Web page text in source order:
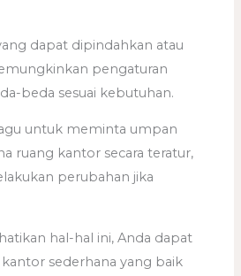
dapat dipindahkan atau
pengaturan
beda sesuai kebutuhan.
untuk meminta umpan
ruang kantor secara teratur,
perubahan jika
hal-hal ini, Anda dapat
sederhana yang baik